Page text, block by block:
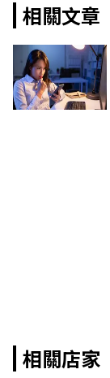
相關文章
相關店家